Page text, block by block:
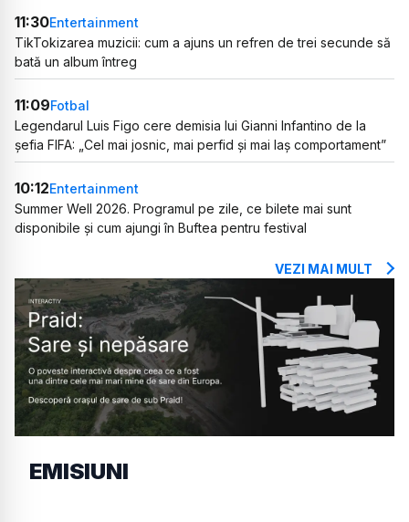
11:30Entertainment
TikTokizarea muzicii: cum a ajuns un refren de trei secunde să
bată un album întreg
11:09Fotbal
Legendarul Luis Figo cere demisia lui Gianni Infantino de la
șefia FIFA: „Cel mai josnic, mai perfid și mai laș comportament”
10:12Entertainment
Summer Well 2026. Programul pe zile, ce bilete mai sunt
disponibile și cum ajungi în Buftea pentru festival
VEZI MAI MULT
EMISIUNI